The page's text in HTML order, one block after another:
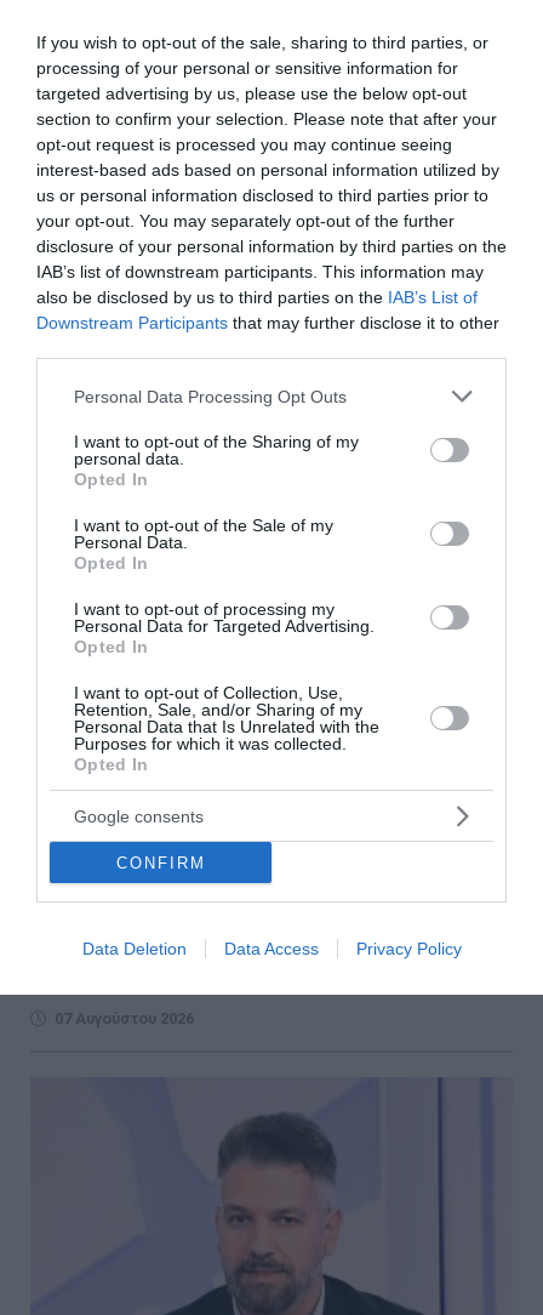
If you wish to opt-out of the sale, sharing to third parties, or
processing of your personal or sensitive information for
targeted advertising by us, please use the below opt-out
section to confirm your selection. Please note that after your
opt-out request is processed you may continue seeing
interest-based ads based on personal information utilized by
us or personal information disclosed to third parties prior to
your opt-out. You may separately opt-out of the further
disclosure of your personal information by third parties on the
IAB’s list of downstream participants. This information may
also be disclosed by us to third parties on the IAB’s List of
Downstream Participants that may further disclose it to other
Please note that this website/app uses one or more Google
not limited to your visit or usage behaviour. You may click to
grant or deny consent to Google and its third-party tags to
use your data for below specified purposes in below Google
consent section.
Personal Data Processing Opt Outs
I want to opt-out of the Sharing of my
personal data.
Opted In
I want to opt-out of the Sale of my
Personal Data.
Opted In
I want to opt-out of processing my
Personal Data for Targeted Advertising.
Opted In
I want to opt-out of Collection, Use,
Retention, Sale, and/or Sharing of my
Personal Data that Is Unrelated with the
Purposes for which it was collected.
Opted In
Google consents
CONFIRM
Data Deletion Data Access Privacy Policy
Επεκτείνεται η πρωτοβουλία για φθηνότερα βασικά
αγαθά – Πάνω από 900 προϊόντα με μειώσεις τιμών στα
σούπερ μάρκετ
Μποτσουάνα: Ιπποπόταμος καταδίωξε τουριστικό
σκάφος – Το βίντεο που προκαλεί σοκ
Μεγάλη έξοδος των αδειούχων – Χιλιάδες ταξιδιώτες
εγκαταλείπουν την Αθήνα
Πίτα με κολοκυθάκια και τυριά
ΟΛΕΣ ΟΙ ΕΙΔΗΣΕΙΣ →
διαβάστε ακόμη
ΣΥΡΙΖΑ: «Η ενεργειακή ρήτρα δεν σημαίνει
χαμηλότερους λογαριασμούς»
* Η ενεργειακή ρήτρα δεν είναι νέο ευρωπαϊκό ταμείο
και δεν σημαίνει αυτόματα χαμηλότερους λογαριασμούς.
Παρέχει ευελιξία για πρόσθετες δαπάνες, οι οποίες
07 Αυγούστου 2026